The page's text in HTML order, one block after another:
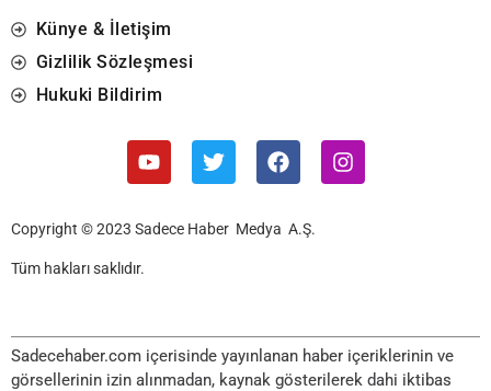
Künye & İletişim
Gizlilik Sözleşmesi
Hukuki Bildirim
Copyright © 2023 Sadece Haber Medya A.Ş.
Tüm hakları saklıdır.
Sadecehaber.com içerisinde yayınlanan haber içeriklerinin ve
görsellerinin izin alınmadan, kaynak gösterilerek dahi iktibas